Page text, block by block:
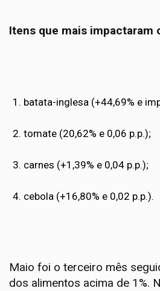
Itens que mais impactaram
batata-inglesa (+44,69% e
tomate (20,62% e 0,06 p.p.);
carnes (+1,39% e 0,04 p.p.);
cebola (+16,80% e 0,02 p.p.).
Maio foi o terceiro mês
dos alimentos acima de 1%.